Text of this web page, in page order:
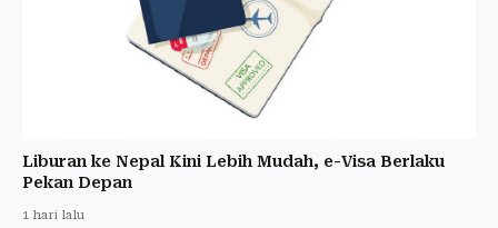
Liburan ke Nepal Kini Lebih Mudah, e-Visa Berlaku
Pekan Depan
1 hari lalu